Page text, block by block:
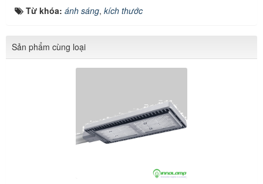
Từ khóa: ánh sáng, kích thước
Sản phẩm cùng loại